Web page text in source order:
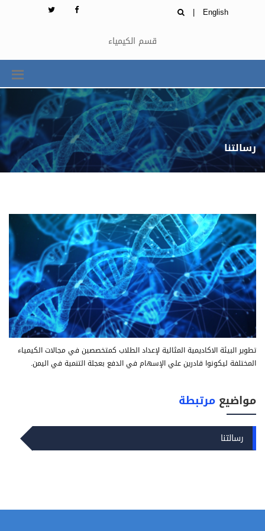
English
|
قسم الكيمياء
رسالتنا
تطوير البيئة الاكاديمية المثالية لإعداد الطلاب كمتخصصين في مجالات الكيمياء
المختلفة ليكونوا قادرين علي الإسهام في الدفع بعجلة التنمية في اليمن.
مواضيع مرتبطة
رسالتنا